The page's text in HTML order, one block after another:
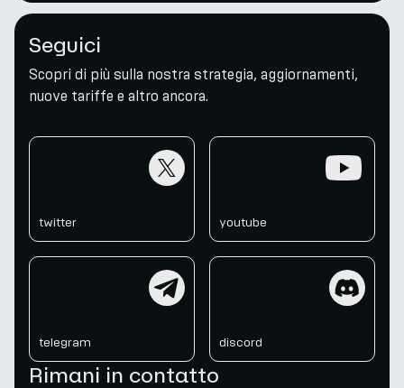
Seguici
Scopri di più sulla nostra strategia, aggiornamenti,
nuove tariffe e altro ancora.
twitter youtube
telegram discord
Rimani in contatto